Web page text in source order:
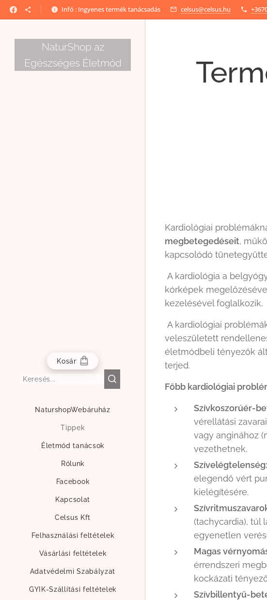
Infó : Ingyenes termék tanácsadás celsus@celsus.hu
NaturShop az
Egészséges Életmód
Kosár
NaturshopWebáruház
Tippek
Életmód tanácsok
Rólunk
Facebook
Kapcsolat
Celsus Kft
Felhasználási feltételek
Vásárlási feltételek
Adatvédelmi Szabályzat
GYIK-Szállítási feltételek
Kardiológiai
megbetegedéseit,
kapcsolódó
A kardiológia a
kórképek
kezelésével foglalkozik.
A kardiológiai
veleszületett
életmódbeli tényezők
terjed.
Főbb kardiológiai
Szívkoszorúér-
vérellátási
vagy anginához
vezethetnek.
Szívelégtelenség:
elegendő vért
kielégítésére.
(tachycardia), túl
egyenetlen
Magas
érrendszeri
kockázati
Szívbillentyű-